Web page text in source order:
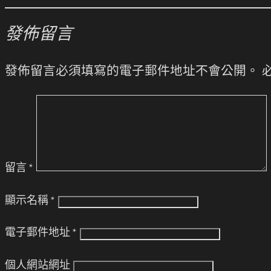
發佈留言
發佈留言必須填寫的電子郵件地址不會公開。
留言 *
顯示名稱 *
電子郵件地址 *
個人網站網址